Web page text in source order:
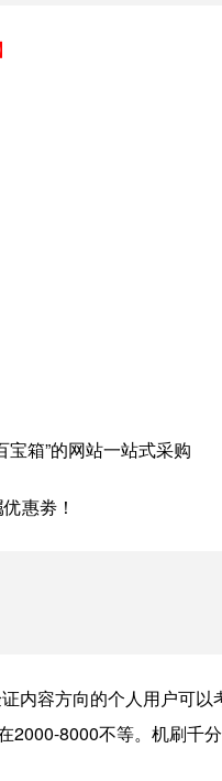
箱”的网站一站式采购
惠劵！
内容方向的个人用户可
8000不等。机刷千